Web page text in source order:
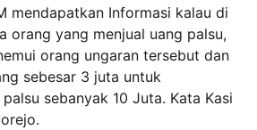
mendapatkan Informasi kalau di
orang yang menjual uang palsu,
orang ungaran tersebut dan
sebesar 3 juta untuk
sebanyak 10 Juta. Kata Kasi